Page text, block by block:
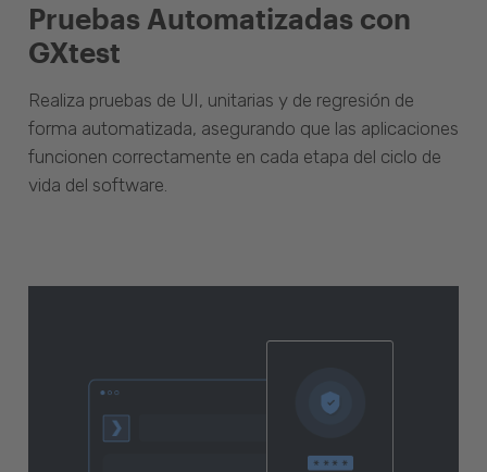
Pruebas Automatizadas con
GXtest
Realiza pruebas de UI, unitarias y de regresión de
forma automatizada, asegurando que las aplicaciones
funcionen correctamente en cada etapa del ciclo de
vida del software.